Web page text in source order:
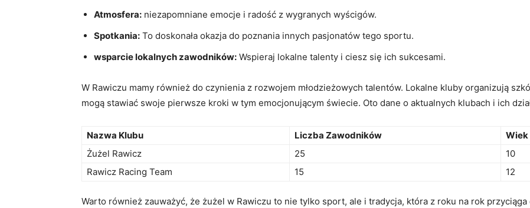
Atmosfera: niezapomniane emocje i radość z wygranych wyścigów.
Spotkania: To doskonała okazja do poznania innych pasjonatów tego sportu.
wsparcie lokalnych zawodników: Wspieraj lokalne talenty i ciesz się ich sukcesami.
W Rawiczu mamy również do czynienia z rozwojem młodzieżowych talentów. Lokalne kluby organizują
mogą stawiać swoje pierwsze kroki w tym emocjonującym świecie. Oto dane o aktualnych klubach i ich
Nazwa Klubu Liczba Zawodników
Wiek
Żużel Rawicz
25
10
Rawicz Racing Team
15 12
Warto również zauważyć, że żużel w Rawiczu to nie tylko sport, ale i tradycja, która z roku na rok